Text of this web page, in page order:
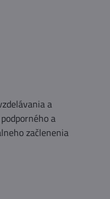
a
a
začlenenia